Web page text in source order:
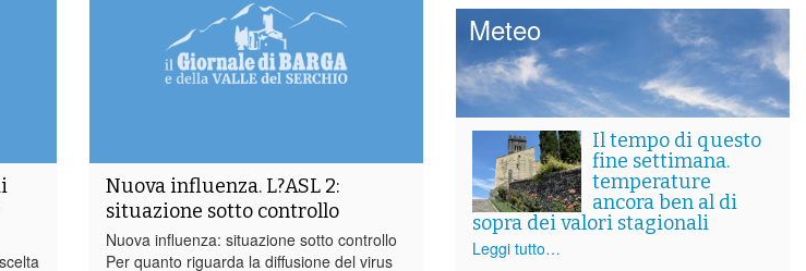
Nuova influenza. L?ASL 2:
situazione sotto controllo
Nuova influenza: situazione sotto controllo
Per quanto riguarda la diffusione del virus
Meteo
Il tempo di questo
fine settimana.
temperature
ancora ben al di
sopra dei valori stagionali
Leggi tutto…